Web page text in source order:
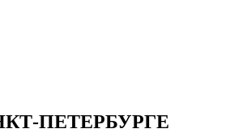
ПЕТЕРБУРГЕ